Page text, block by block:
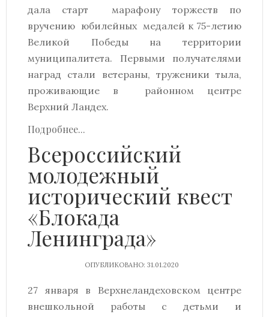
дала старт марафону торжеств по
вручению юбилейных медалей к 75-летию
Великой Победы на территории
муниципалитета. Первыми получателями
наград стали ветераны, труженики тыла,
проживающие в районном центре
Верхний Ландех.
Подробнее...
Всероссийский
молодежный
исторический квест
«Блокада
Ленинграда»
ОПУБЛИКОВАНО: 31.01.2020
27 января в Верхнеландеховском центре
внешкольной работы с детьми и